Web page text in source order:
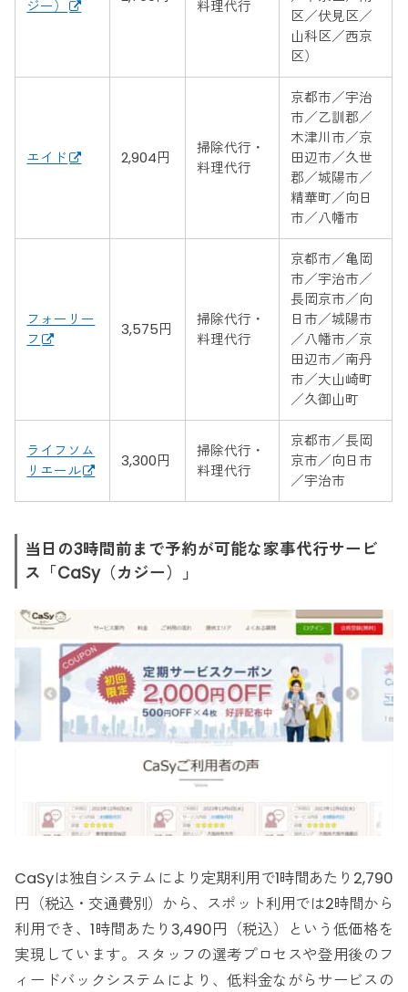
ジー） 料理代行
区／伏見区／
山科区／西京
区）
エイド 2,904円
掃除代行・
料理代行
京都市／宇治
市／乙訓郡／
木津川市／京
田辺市／久世
郡／城陽市／
精華町／向日
市／八幡市
フォーリー
フ
3,575円
掃除代行・
料理代行
京都市／亀岡
市／宇治市／
長岡京市／向
日市／城陽市
／八幡市／京
田辺市／南丹
市／大山崎町
／久御山町
ライフソム
リエール
3,300円
掃除代行・
料理代行
京都市／長岡
京市／向日市
／宇治市
当日の3時間前まで予約が可能な家事代行サービ
ス「CaSy（カジー）」
CaSyは独自システムにより定期利用で1時間あたり2,790
円（税込・交通費別）から、スポット利用では2時間から
利用でき、1時間あたり3,490円（税込）という低価格を
実現しています。スタッフの選考プロセスや登用後のフ
ィードバックシステムにより、低料金ながらサービスの